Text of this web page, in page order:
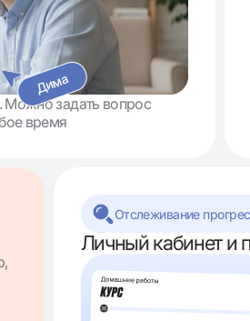
Дима
Можно задать вопрос
время
Отслеживание
Личный кабинет и